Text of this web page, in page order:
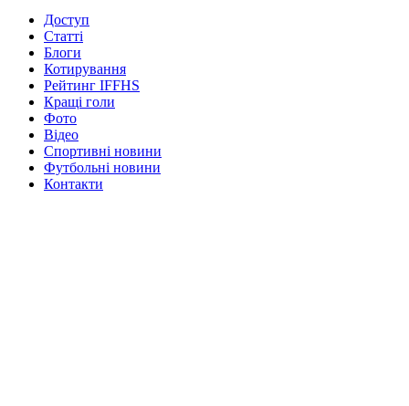
Доступ
Статті
Блоги
Котирування
Рейтинг IFFHS
Кращі голи
Фото
Відео
Спортивні новини
Футбольні новини
Контакти